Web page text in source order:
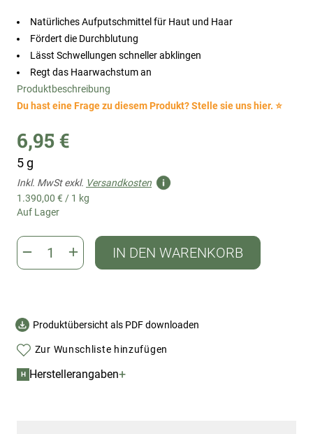
Bildergalerie
springen
Natürliches Aufputschmittel für Haut und Haar
Fördert die Durchblutung
Lässt Schwellungen schneller abklingen
Regt das Haarwachstum an
Produktbeschreibung
Du hast eine Frage zu diesem Produkt? Stelle sie uns hier. ⭐
6,95 €
5 g
Inkl. MwSt exkl. Versandkosten
1.390,00 € / 1 kg
Auf Lager
IN DEN WARENKORB
Produktübersicht als PDF downloaden
Zur Wunschliste hinzufügen
H Herstellerangaben+